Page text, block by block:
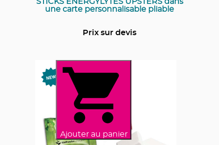
une carte personnalisable pliable
Prix sur devis
Ajouter au panier